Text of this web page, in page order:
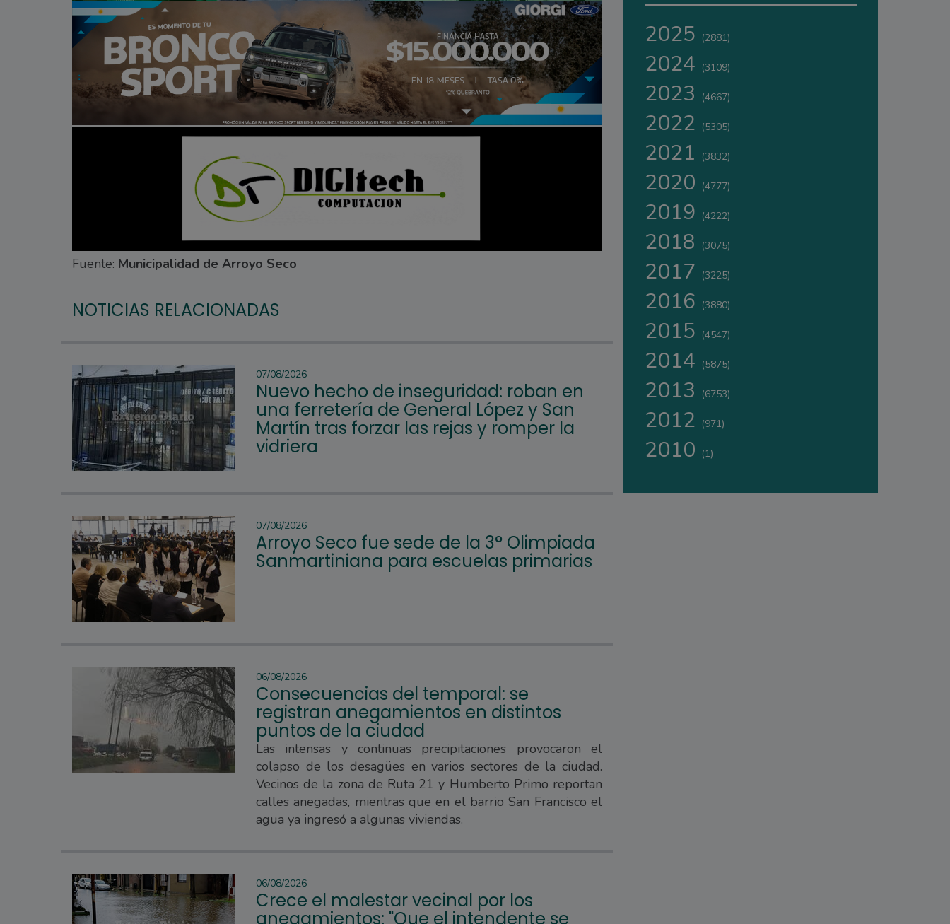
Fuente: Municipalidad de Arroyo Seco
NOTICIAS RELACIONADAS
07/08/2026
Nuevo hecho de inseguridad: roban en
una ferretería de General López y San
Martín tras forzar las rejas y romper la
vidriera
07/08/2026
Arroyo Seco fue sede de la 3° Olimpiada
Sanmartiniana para escuelas primarias
06/08/2026
Consecuencias del temporal: se
registran anegamientos en distintos
puntos de la ciudad
Las intensas y continuas precipitaciones provocaron el
colapso de los desagües en varios sectores de la ciudad.
Vecinos de la zona de Ruta 21 y Humberto Primo reportan
calles anegadas, mientras que en el barrio San Francisco el
agua ya ingresó a algunas viviendas.
06/08/2026
Crece el malestar vecinal por los
anegamientos: "Que el intendente se
2025 (2881)
2024 (3109)
2023 (4667)
2022 (5305)
2021 (3832)
2020 (4777)
2019 (4222)
2018 (3075)
2017 (3225)
2016 (3880)
2015 (4547)
2014 (5875)
2013 (6753)
2012 (971)
2010 (1)